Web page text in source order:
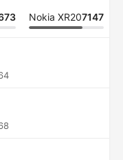
Nokia XR207147